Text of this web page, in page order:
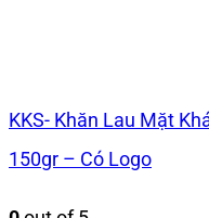
KKS- Khăn Lau Mặt
150gr – Có Logo